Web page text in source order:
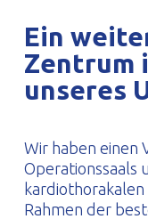
PL
Ein
Zentrum
unseres
Wir haben einen
Operationssaals
Rahmen der